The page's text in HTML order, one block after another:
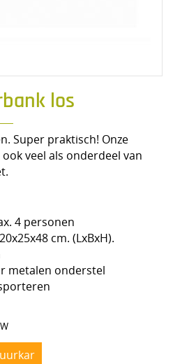
los
Super praktisch! Onze
veel als onderdeel van
4 personen
cm. (LxBxH).
metalen onderstel